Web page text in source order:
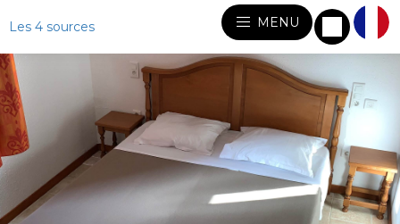
Les 4 sources MENU